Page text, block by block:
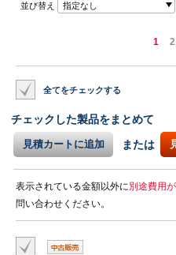
並び替え 指定なし
1 2
全てをチェックする
チェックした製品をまとめて
見積カートに追加 または
表示されている金額以外に別途費用
問い合わせください。